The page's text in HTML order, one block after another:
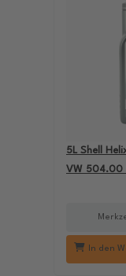
5L Shell
VW 504.00
In den